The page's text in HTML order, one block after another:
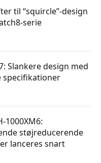
til “squircle”-design
serie
Slankere design med
specifikationer
1000XM6:
støjreducerende
lanceres snart